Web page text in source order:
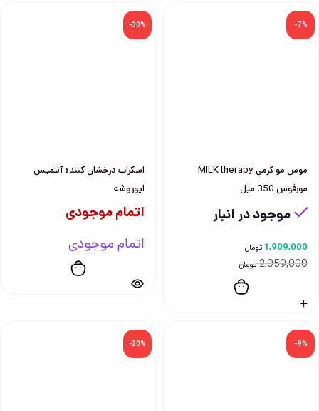
-7%
موس مو كرمي MILK therapy
مورفوس 350 ميل
موجود در انبار
2,059,000 تومان
1,909,000 تومان
-30%
اسکراب درخشان کننده آنتمیس
ایوروشه
اتمام موجودی
اتمام موجودی
-9%
-20%